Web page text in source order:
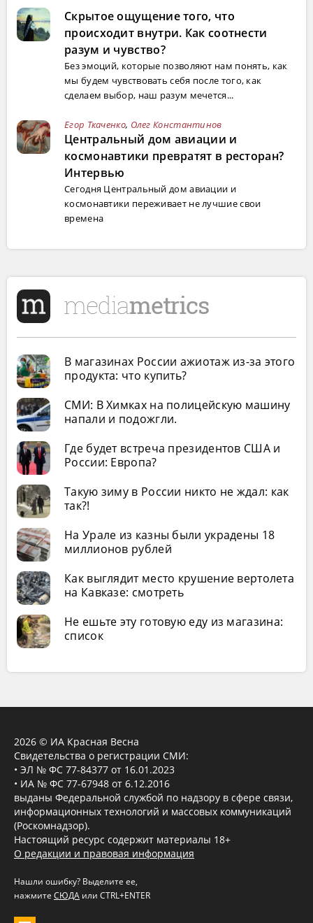
Скрытое ощущение того, что
происходит внутри. Как соотнести
разум и чувство?
Без эмоций, которые позволяют нам понять, как
мы будем чувствовать себя после того, как
сделаем выбор, наш разум мечется...
Егор Ткаченко, Олег Константинов
Центральный дом авиации и
космонавтики превратят в ресторан?
Интервью
Сегодня Центральный дом авиации и
космонавтики переживает не лучшие свои
времена
В магазинах России ажиотаж из-за этого
продукта: что купить?
СМИ: В Химках на полицейскую машину
напали и подожгли.
Где будет встреча президентов США и
России: Европа?
Такую зиму в России никто не ждал: как
так?!
На Урале из казны были украдены 18
миллионов рублей
Как выглядит место крушение вертолета
на Кавказе: смотреть
Не ешьте эту готовую еду из магазина:
список
2026 © ИА Красная Весна
Свидетельства о регистрации СМИ:
• ЭЛ № ФС 77-84377 от 16.01.2023
• ИА № ФС 77-67948 от 6.12.2016
выданы Федеральной службой по надзору в сфере связи,
информационных технологий и массовых коммуникаций
(Роскомнадзор).
Настоящий ресурс содержит материалы 18+
О редакции и правовая информация
Нашли ошибку? Выделите ее,
нажмите СЮДА или CTRL+ENTER